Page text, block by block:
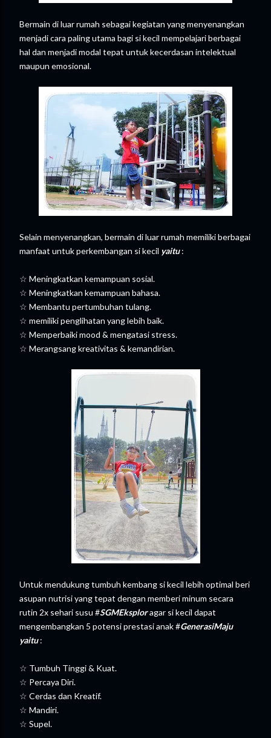
Bermain di luar rumah sebagai kegiatan yang menyenangkan
menjadi cara paling utama bagi si kecil mempelajari berbagai
hal dan menjadi modal tepat untuk kecerdasan intelektual
maupun emosional.
Selain menyenangkan, bermain di luar rumah memiliki berbagai
manfaat untuk perkembangan si kecil yaitu:
☆ Meningkatkan kemampuan sosial.
☆ Meningkatkan kemampuan bahasa.
☆ Membantu pertumbuhan tulang.
☆ memiliki penglihatan yang lebih baik.
☆ Memperbaiki mood & mengatasi stress.
☆ Merangsang kreativitas & kemandirian.
Untuk mendukung tumbuh kembang si kecil lebih optimal beri
asupan nutrisi yang tepat dengan memberi minum secara
rutin 2x sehari susu #SGMEksploragar si kecil dapat
mengembangkan 5 potensi prestasi anak #GenerasiMaju
yaitu:
☆ Tumbuh Tinggi & Kuat.
☆ Percaya Diri.
☆ Cerdas dan Kreatif.
☆ Mandiri.
☆ Supel.